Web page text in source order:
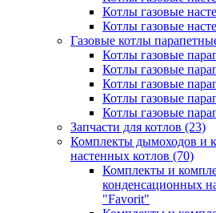
Котлы газовые
Котлы газовые
Газовые котлы
Котлы газовые
Котлы газовые
Котлы газовые
Котлы газовые
Котлы газовые
Запчасти для котлов (23)
Комплекты дымоходов и
настенных котлов (70)
Комплекты и
конденсационных
"Favorit"